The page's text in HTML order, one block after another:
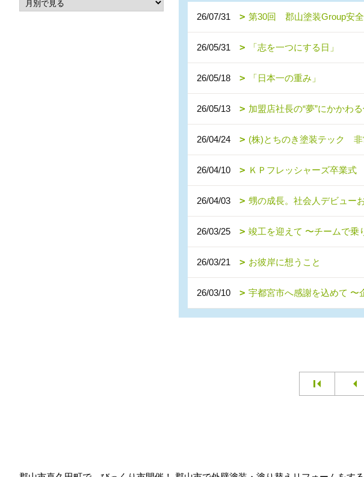
26/07/31 第30回 郡山塗装Group安
26/05/31 「志を一つにする日」
26/05/18 「日本一の重み」
26/05/13 加盟店社長の“夢”にかかわ
26/04/24 (株)とちのき塗装テック 非
26/04/10 ＫＰフレッシャーズ卒業式
26/04/03 甥の成長。社会人デビュー
26/03/25 竣工を迎えて 〜チームで乗
26/03/21 お彼岸に想うこと
26/03/10 宇都宮市へ感謝を込めて 〜